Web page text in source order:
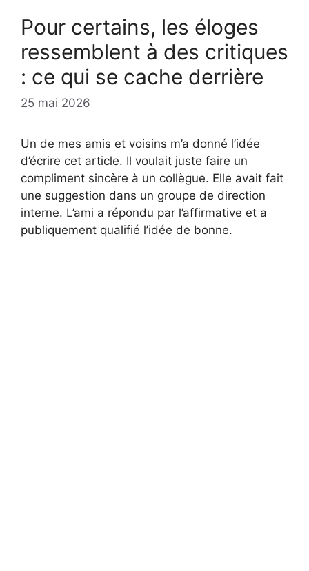
Pour certains, les éloges
ressemblent à des critiques
: ce qui se cache derrière
25 mai 2026
Un de mes amis et voisins m’a donné l’idée
d’écrire cet article. Il voulait juste faire un
compliment sincère à un collègue. Elle avait fait
une suggestion dans un groupe de direction
interne. L’ami a répondu par l’affirmative et a
publiquement qualifié l’idée de bonne.